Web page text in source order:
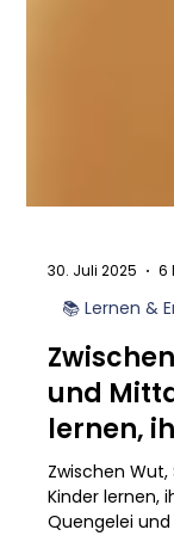
30. Juli 2025 6
📚 Lernen &
und
lernen,